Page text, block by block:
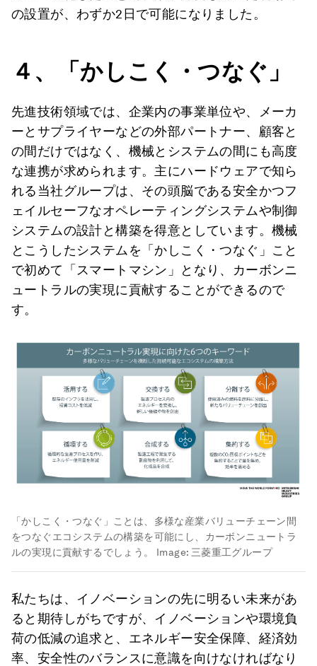
の設置が、わずか2日で可能になりました。
４、「かしこく・つなぐ 」
先進技術領域では、企業内の事業単位や、メーカ
ーとサプライヤーなどの外部パートナー、顧客と
の間だけではなく、機械とシステムの間にも高度
な連携が求められます。主にハードウェアで知ら
れる当社グループは、その頭脳である安全かつフ
ェイルセーフなオペレーティングシステムや制御
システムの設計と構築を得意としています。機械
とこうしたシステムを「かしこく・つなぐ」こと
で初めて「スマートマシン」となり、カーボンニ
ュートラルの実現に貢献することができるので
す。
「かしこく・つなぐ」ことは、多様な産業バリューチェーン間
をつなぐエコシステムの構築を可能にし、カーボンニュートラ
ルの実現に貢献するでしょう。
Image: 三菱重工グループ
私たちは、イノベーションの先に明るい未来があ
ると期待しがちですが、イノベーションや環境負
荷の低減の追求と、エネルギー安全保障、経済効
率、安全性のバランスに意識を向けなければなり